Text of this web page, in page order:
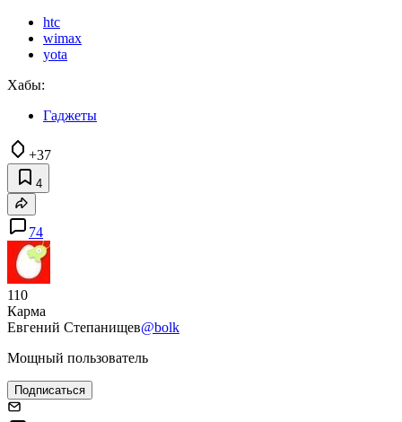
htc
wimax
yota
Хабы:
Гаджеты
+37
4
74
110
Карма
Евгений Степанищев@bolk
Мощный пользователь
Подписаться